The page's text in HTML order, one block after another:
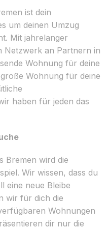
ist dein
um deinen Umzug
Mit jahrelanger
Netzwerk an Partnern in
Wohnung für deine
Wohnung für deine
haben für jeden das
Bremen wird die
Wir wissen, dass du
eine neue Bleibe
wir für dich die
Wohnungen
dir nur die